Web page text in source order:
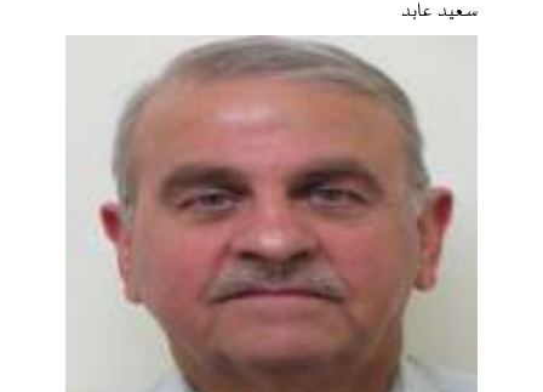
سعید عابد